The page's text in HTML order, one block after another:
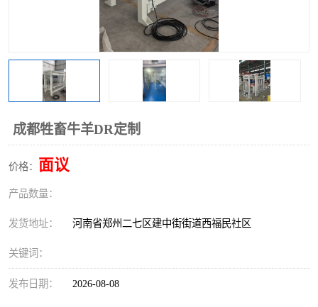
成都牲畜牛羊DR定制
价格： 面议
产品数量：
发货地址： 河南省郑州二七区建中街街道西福民社区
关键词：
发布日期： 2026-08-08